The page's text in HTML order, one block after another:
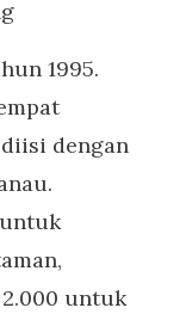
1995.
dengan
untuk